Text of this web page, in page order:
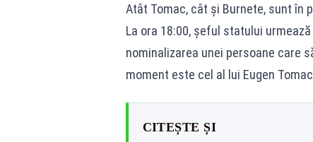
Atât Tomac, cât și Burnete, sunt în
La ora 18:00, șeful statului
nominalizarea unei persoane care
moment este cel al lui Eugen Tomac
CITEȘTE ȘI